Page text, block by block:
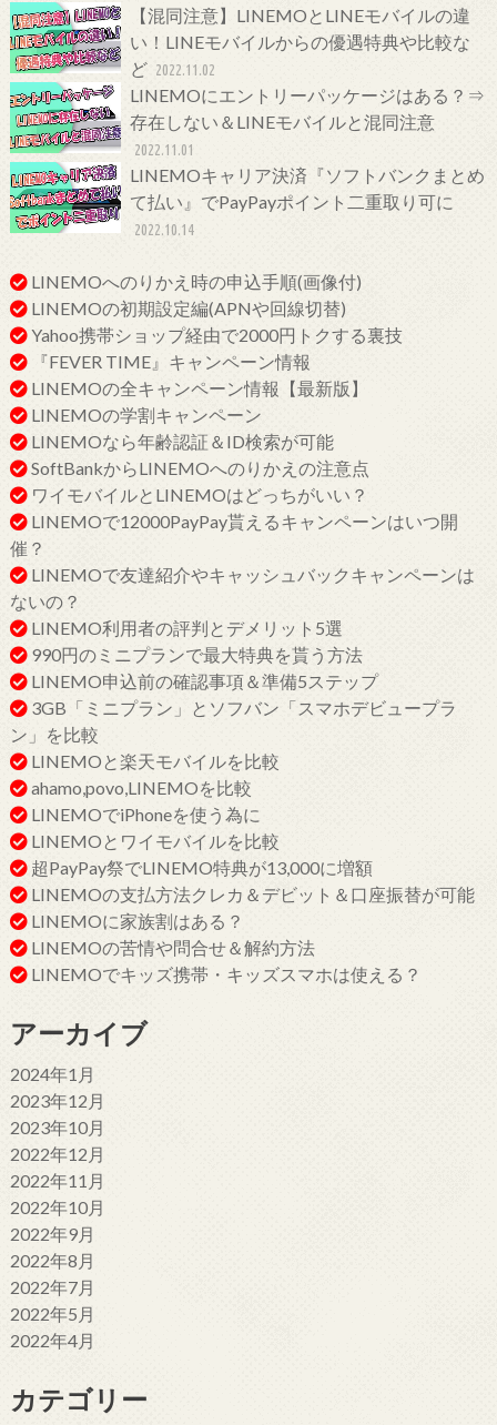
【混同注意】LINEMOとLINEモバイルの違
い！LINEモバイルからの優遇特典や比較な
ど 2022.11.02
LINEMOにエントリーパッケージはある？⇒
存在しない＆LINEモバイルと混同注意
2022.11.01
LINEMOキャリア決済『ソフトバンクまとめ
て払い』でPayPayポイント二重取り可に
2022.10.14
LINEMOへのりかえ時の申込手順(画像付)
LINEMOの初期設定編(APNや回線切替)
Yahoo携帯ショップ経由で2000円トクする裏技
『FEVER TIME』キャンペーン情報
LINEMOの全キャンペーン情報【最新版】
LINEMOの学割キャンペーン
LINEMOなら年齢認証＆ID検索が可能
SoftBankからLINEMOへのりかえの注意点
ワイモバイルとLINEMOはどっちがいい？
LINEMOで12000PayPay貰えるキャンペーンはいつ開
催？
LINEMOで友達紹介やキャッシュバックキャンペーンは
ないの？
LINEMO利用者の評判とデメリット5選
990円のミニプランで最大特典を貰う方法
LINEMO申込前の確認事項＆準備5ステップ
3GB「ミニプラン」とソフバン「スマホデビュープラ
ン」を比較
LINEMOと楽天モバイルを比較
ahamo,povo,LINEMOを比較
LINEMOでiPhoneを使う為に
LINEMOとワイモバイルを比較
超PayPay祭でLINEMO特典が13,000に増額
LINEMOの支払方法クレカ＆デビット＆口座振替が可能
LINEMOに家族割はある？
LINEMOの苦情や問合せ＆解約方法
LINEMOでキッズ携帯・キッズスマホは使える？
アーカイブ
2024年1月
2023年12月
2023年10月
2022年12月
2022年11月
2022年10月
2022年9月
2022年8月
2022年7月
2022年5月
2022年4月
カテゴリー